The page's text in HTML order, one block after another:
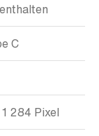
C
284 Pixel